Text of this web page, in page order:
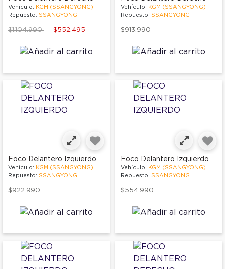
Vehículo: KGM (SSANGYONG)
Repuesto: SSANGYONG
Price reduced from
$1.104.990to $552.495
Vehículo: KGM (SSANGYONG)
Repuesto: SSANGYONG
$913.990
Foco Delantero Izquierdo
Vehículo: KGM (SSANGYONG)
Repuesto: SSANGYONG
$922.990
Foco Delantero Izquierdo
Vehículo: KGM (SSANGYONG)
Repuesto: SSANGYONG
$554.990